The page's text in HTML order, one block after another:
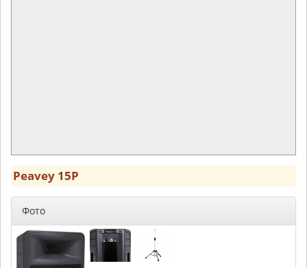
Peavey 15P
Фото